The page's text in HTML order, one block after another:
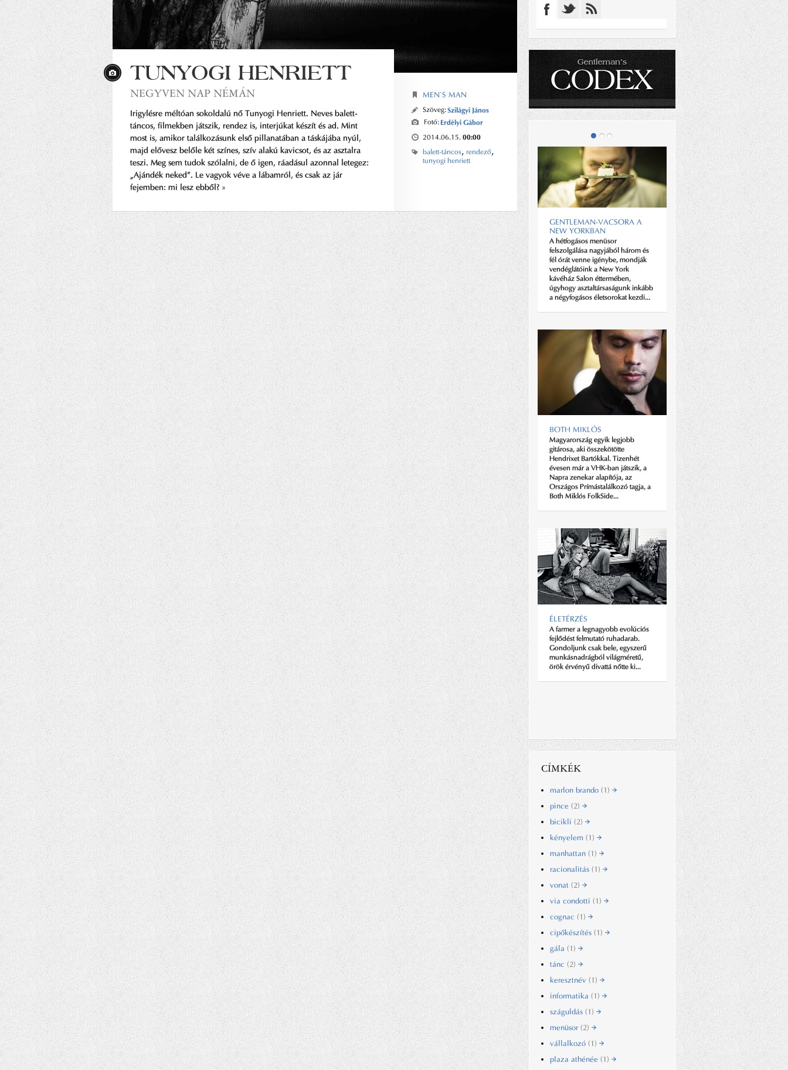
TUNYOGI HENRIETT
NEGYVEN NAP NÉMÁN
Irigylésre méltóan sokoldalú nő Tunyogi Henriett. Neves balett-
táncos, filmekben játszik, rendez is, interjúkat készít és ad. Mint
most is, amikor találkozásunk első pillanatában a táskájába nyúl,
majd elővesz belőle két színes, szív alakú kavicsot, és az asztalra
teszi. Meg sem tudok szólalni, de ő igen, ráadásul azonnal letegez:
„Ajándék neked”. Le vagyok véve a lábamról, és csak az jár
fejemben: mi lesz ebből? »
MEN`S MAN
Szöveg:Szilágyi János
Fotó:Erdélyi Gábor
2014.06.15. 00:00
balett-táncos, rendező,
tunyogi henriett
GENTLEMAN-VACSORA A
NEW YORKBAN
A hétfogásos menüsor
felszolgálása nagyjából három és
fél órát venne igénybe, mondják
vendéglátóink a New York
kávéház Salon éttermében,
úgyhogy asztaltársaságunk inkább
a négyfogásos életsorokat kezdi...
BOTH MIKLÓS
Magyarország egyik legjobb
gitárosa, aki összekötötte
Hendrixet Bartókkal. Tizenhét
évesen már a VHK-ban játszik, a
Napra zenekar alapítója, az
Országos Prímástalálkozó tagja, a
Both Miklós FolkSide...
ÉLETÉRZÉS
A farmer a legnagyobb evolúciós
fejlődést felmutató ruhadarab.
Gondoljunk csak bele, egyszerű
munkásnadrágból világméretű,
örök érvényű divattá nőtte ki...
ROD STEWART
A skót énekes túl a 65 éven sem
kíván pihenni.
CIPŐT EGY ÉLETRE!
Reneszánszát éli Magyarországon
is a manfufakturális cipőkészítés.
Aki készítettett már magának
kézzel varrott cipőt, tudja, hogy
sem kényelemben, sem
strapabírásban, sem eleganciában
nem lehet...
RÁTAI DÁNIEL: ÁTRAJZOLNI
A FIZIKA HATÁRAIT
Az ezerszer dicsért vagy szidott
magyar szürkeállomány ismét
hallat magáról: a mindössze 25
éves Rátai Dániel megalkotta a
Leonar3Do fantázianevű...
CÍMKÉK
marlon brando (1)
pince (2)
bicikli (2)
kényelem (1)
manhattan (1)
racionalitás (1)
vonat (2)
via condotti (1)
cognac (1)
cipőkészítés (1)
gála (1)
tánc (2)
keresztnév (1)
informatika (1)
száguldás (1)
menüsor (2)
vállalkozó (1)
plaza athénée (1)